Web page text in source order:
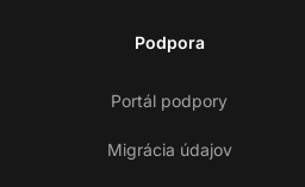
Podpora
Portál podpory
Migrácia údajov